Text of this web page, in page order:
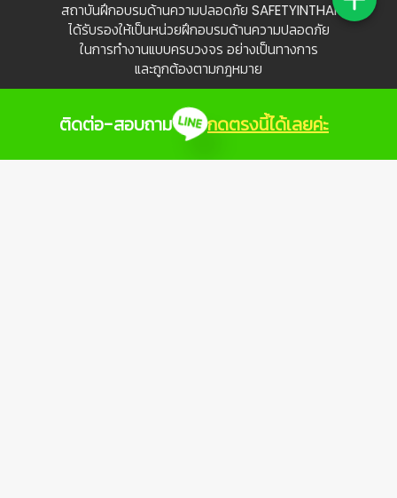
สถาบันฝึกอบรมด้านความปลอดภัย SAFETYINTHAI
ได้รับรองให้เป็นหน่วยฝึกอบรมด้านความปลอดภัย
ในการทำงานแบบครบวงจร อย่างเป็นทางการ
และถูกต้องตามกฎหมาย
ติดต่อเรา
ติดต่อ-สอบถาม กดตรงนี้ได้เลยค่ะ